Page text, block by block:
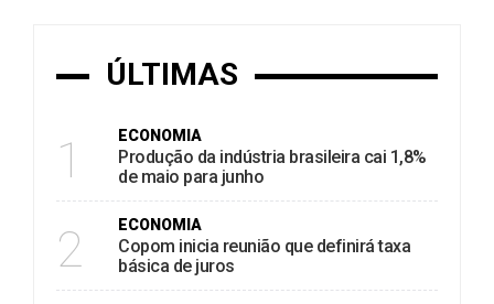
ÚLTIMAS
1 ECONOMIA
Produção da indústria brasileira cai 1,8%
de maio para junho
2 ECONOMIA
Copom inicia reunião que definirá taxa
básica de juros